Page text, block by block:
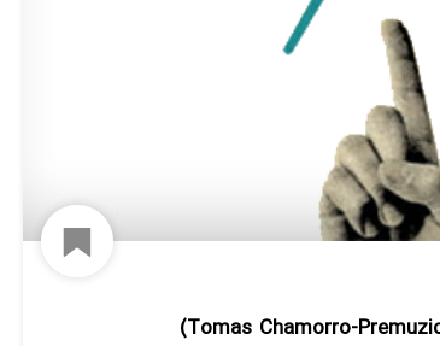
توماس چامورو- پرموزیک (Tomas Chamorro-Premuzic)